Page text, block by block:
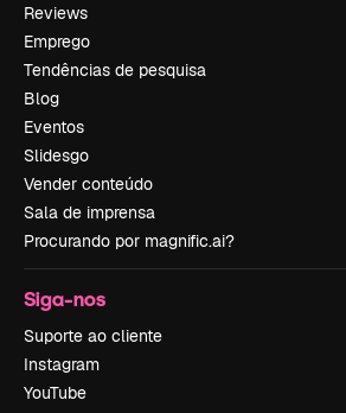
Reviews
Emprego
Tendências de pesquisa
Blog
Eventos
Slidesgo
Vender conteúdo
Sala de imprensa
Procurando por magnific.ai?
Siga-nos
Suporte ao cliente
Instagram
YouTube